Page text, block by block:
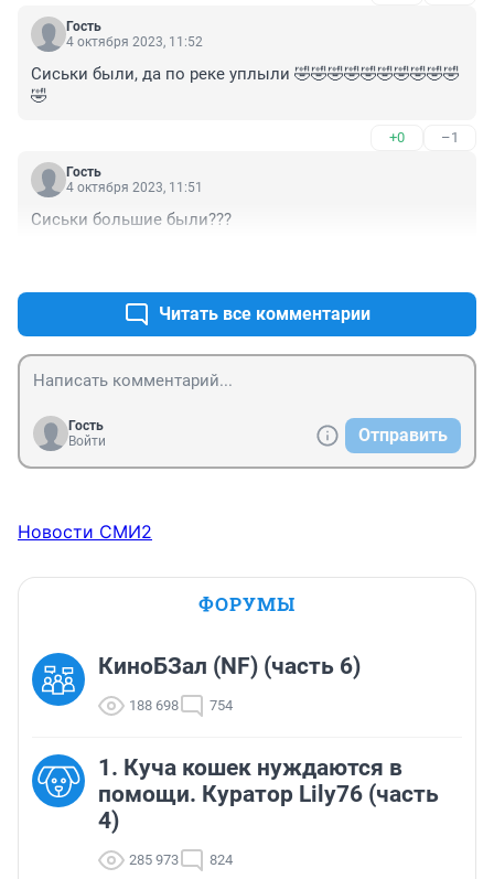
Гость
4 октября 2023, 11:52
Сиськи были, да по реке уплыли 🤣🤣🤣🤣🤣🤣🤣🤣🤣🤣
🤣
+0 –1
Гость
4 октября 2023, 11:51
Сиськи большие были???
Читать все комментарии
Гость
Войти
Отправить
Новости СМИ2
ФОРУМЫ
КиноБЗал (NF) (часть 6)
188 698 754
1. Куча кошек нуждаются в
помощи. Куратор Lily76 (часть
4)
285 973 824